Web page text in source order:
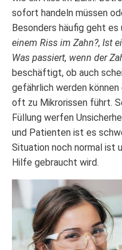
sofort handeln müssen
Besonders häufig geht es
einem Riss im Zahn?, Ist
Was passiert, wenn der
beschäftigt, ob auch
gefährlich werden können
oft zu Mikrorissen führt.
Füllung werfen
und Patienten ist es
Situation noch normal ist
Hilfe gebraucht wird.